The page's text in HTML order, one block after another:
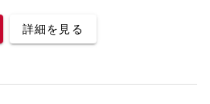
詳細を見る